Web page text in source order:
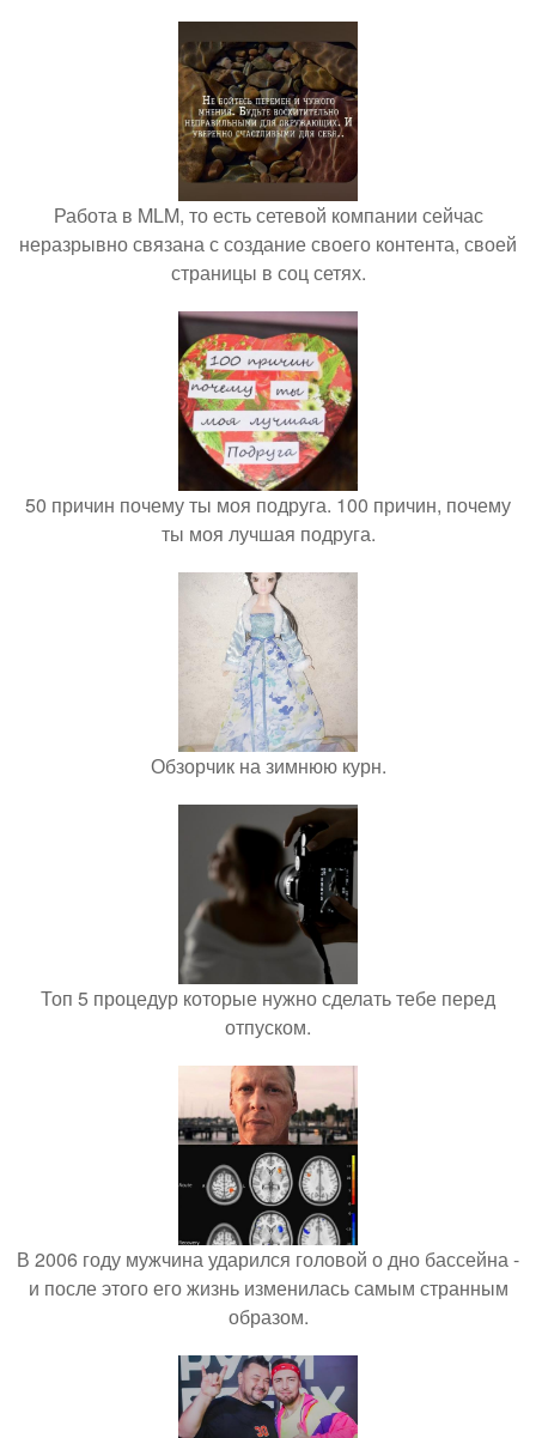
Работа в MLM, то есть сетевой компании сейчас
неразрывно связана с создание своего контента, своей
страницы в соц сетях.
50 причин почему ты моя подруга. 100 причин, почему
ты моя лучшая подруга.
Обзорчик на зимнюю курн.
Топ 5 процедур которые нужно сделать тебе перед
отпуском.
В 2006 году мужчина ударился головой о дно бассейна -
и после этого его жизнь изменилась самым странным
образом.